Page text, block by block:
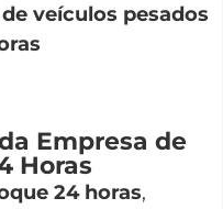
veículos pesados
Empresa de
Horas
24 horas,